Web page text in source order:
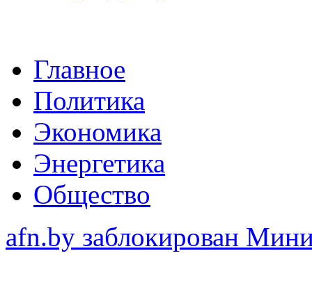
Главное
Политика
Экономика
Энергетика
Общество
afn.by заблокирован